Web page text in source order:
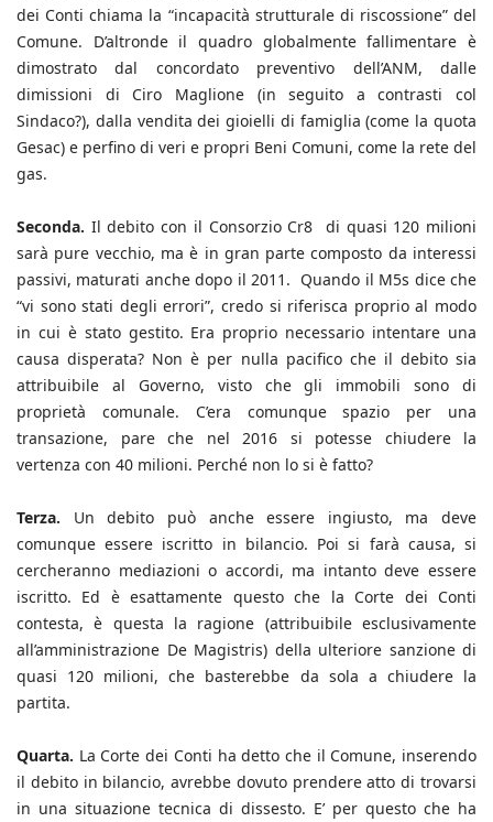
dei Conti chiama la “incapacità strutturale di riscossione” del
Comune. D’altronde il quadro globalmente fallimentare è
dimostrato dal concordato preventivo dell’ANM, dalle
dimissioni di Ciro Maglione (in seguito a contrasti col
Sindaco?), dalla vendita dei gioielli di famiglia (come la quota
Gesac) e perfino di veri e propri Beni Comuni, come la rete del
gas.
Seconda. Il debito con il Consorzio Cr8 di quasi 120 milioni
sarà pure vecchio, ma è in gran parte composto da interessi
passivi, maturati anche dopo il 2011. Quando il M5s dice che
“vi sono stati degli errori”, credo si riferisca proprio al modo
in cui è stato gestito. Era proprio necessario intentare una
causa disperata? Non è per nulla pacifico che il debito sia
attribuibile al Governo, visto che gli immobili sono di
proprietà comunale. C’era comunque spazio per una
transazione, pare che nel 2016 si potesse chiudere la
vertenza con 40 milioni. Perché non lo si è fatto?
Terza. Un debito può anche essere ingiusto, ma deve
comunque essere iscritto in bilancio. Poi si farà causa, si
cercheranno mediazioni o accordi, ma intanto deve essere
iscritto. Ed è esattamente questo che la Corte dei Conti
contesta, è questa la ragione (attribuibile esclusivamente
all’amministrazione De Magistris) della ulteriore sanzione di
quasi 120 milioni, che basterebbe da sola a chiudere la
partita.
Quarta. La Corte dei Conti ha detto che il Comune, inserendo
il debito in bilancio, avrebbe dovuto prendere atto di trovarsi
in una situazione tecnica di dissesto. E’ per questo che ha